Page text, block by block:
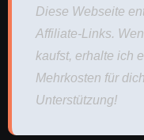
Diese Webseite
Affiliate-Links.
kaufst, erhalte ich
Mehrkosten für
Unterstützung!